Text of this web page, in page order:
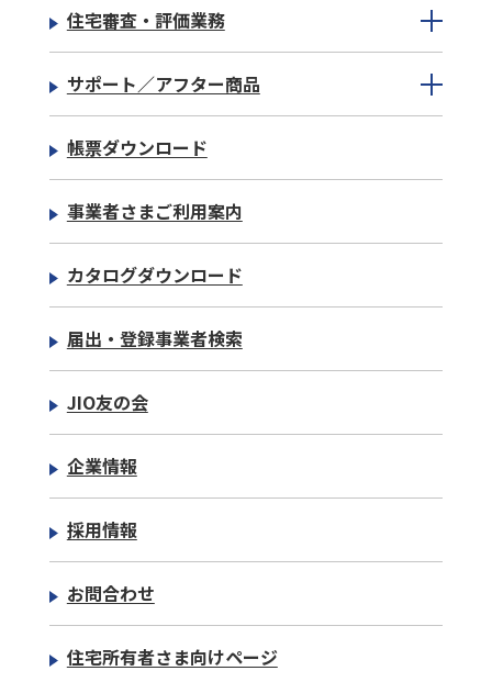
住宅審査・評価業務
サポート／アフター商品
帳票ダウンロード
事業者さまご利用案内
カタログダウンロード
届出・登録事業者検索
JIO友の会
企業情報
採用情報
お問合わせ
住宅所有者さま向けページ